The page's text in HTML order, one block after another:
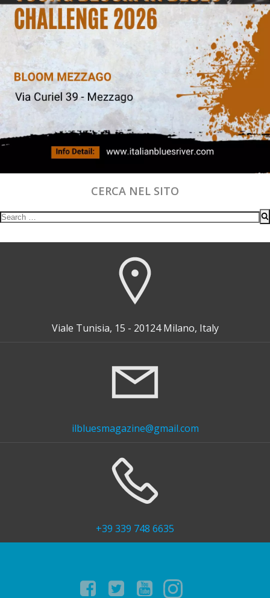
CERCA NEL SITO
Search
Viale Tunisia, 15 - 20124 Milano, Italy
ilbluesmagazine@gmail.com
+39 339 748 6635